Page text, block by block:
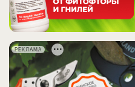
РЕКЛАМА